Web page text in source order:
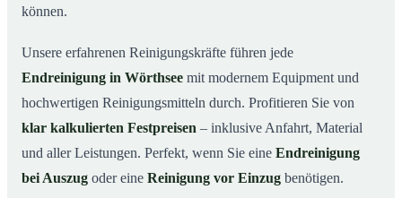
können.
Unsere erfahrenen Reinigungskräfte führen jede
Endreinigung in Wörthsee mit modernem Equipment und
hochwertigen Reinigungsmitteln durch. Profitieren Sie von
klar kalkulierten Festpreisen – inklusive Anfahrt, Material
und aller Leistungen. Perfekt, wenn Sie eine Endreinigung
bei Auszug oder eine Reinigung vor Einzug benötigen.